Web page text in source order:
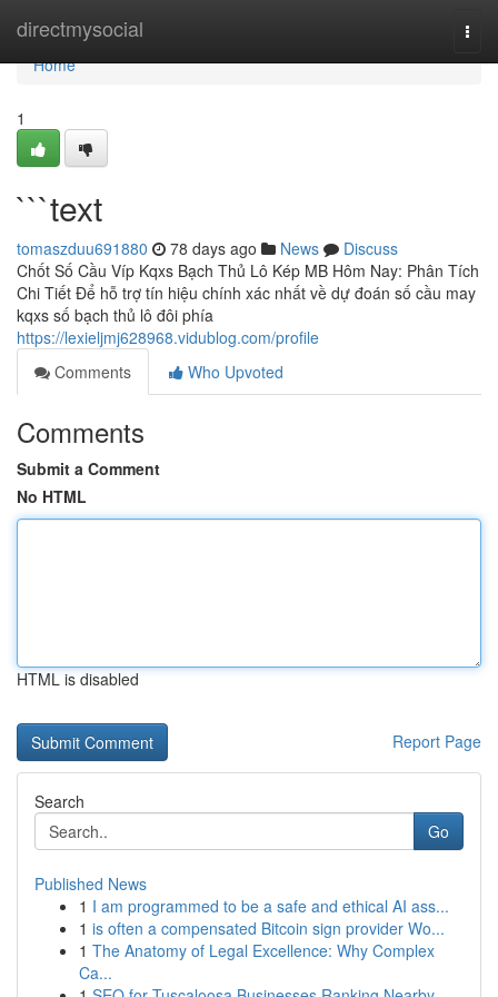
directmysocial
Home
Home
1
```text
tomaszduu691880 78 days ago News
Discuss
Chốt Số Cầu Víp Kqxs Bạch Thủ Lô Kép MB Hôm Nay: Phân Tích
Chi Tiết Để hỗ trợ tín hiệu chính xác nhất về dự đoán số cầu may
kqxs số bạch thủ lô đôi phía
https://lexieljmj628968.vidublog.com/profile
Comments
Who Upvoted
Comments
Submit a Comment
No HTML
HTML is disabled
Report Page
Search
Go
Published News
1 I am programmed to be a safe and ethical AI ass...
1 is often a compensated Bitcoin sign provider Wo...
1 The Anatomy of Legal Excellence: Why Complex
Ca...